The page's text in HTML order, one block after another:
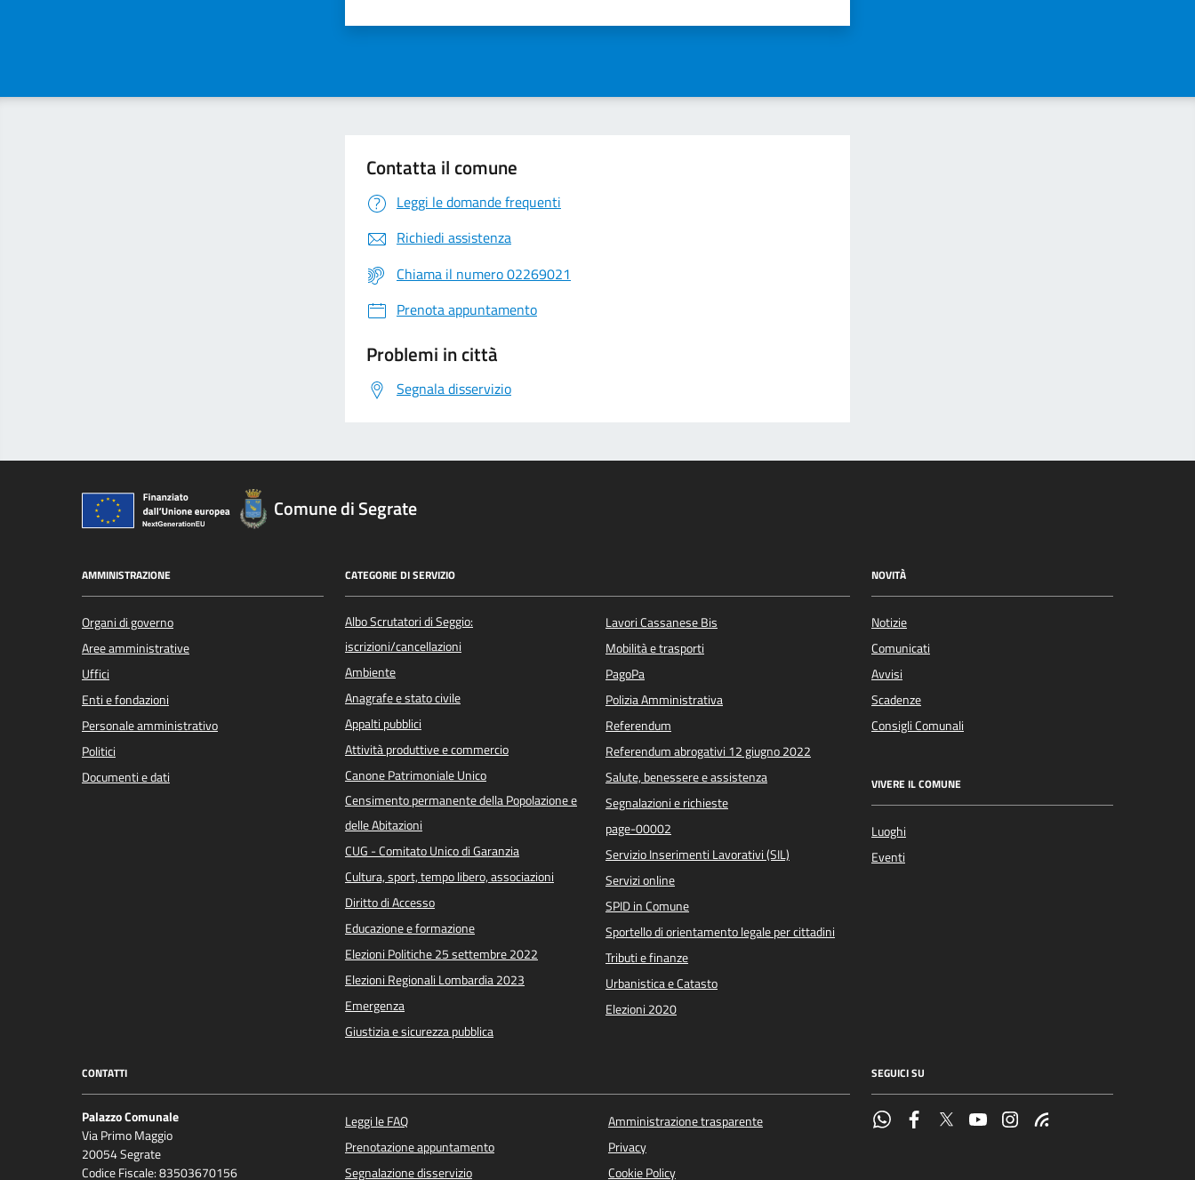
Contatta il comune
Leggi le domande frequenti
Richiedi assistenza
Chiama il numero 02269021
Prenota appuntamento
Problemi in città
Segnala disservizio
Comune di Segrate
AMMINISTRAZIONE
Organi di governo
Aree amministrative
Uffici
Enti e fondazioni
Personale amministrativo
Politici
Documenti e dati
CATEGORIE DI SERVIZIO
Albo Scrutatori di Seggio:
iscrizioni/cancellazioni
Ambiente
Anagrafe e stato civile
Appalti pubblici
Attività produttive e commercio
Canone Patrimoniale Unico
Censimento permanente della Popolazione e
delle Abitazioni
CUG - Comitato Unico di Garanzia
Cultura, sport, tempo libero, associazioni
Diritto di Accesso
Educazione e formazione
Elezioni Politiche 25 settembre 2022
Elezioni Regionali Lombardia 2023
Emergenza
Giustizia e sicurezza pubblica
Lavori Cassanese Bis
Mobilità e trasporti
PagoPa
Polizia Amministrativa
Referendum
Referendum abrogativi 12 giugno 2022
Salute, benessere e assistenza
Segnalazioni e richieste
page-00002
Servizio Inserimenti Lavorativi (SIL)
Servizi online
SPID in Comune
Sportello di orientamento legale per cittadini
Tributi e finanze
Urbanistica e Catasto
Elezioni 2020
NOVITÀ
Notizie
Comunicati
Avvisi
Scadenze
Consigli Comunali
VIVERE IL COMUNE
Luoghi
Eventi
CONTATTI
Palazzo Comunale
Via Primo Maggio
20054 Segrate
Codice Fiscale: 83503670156
Leggi le FAQ
Prenotazione appuntamento
Segnalazione disservizio
Amministrazione trasparente
Privacy
Cookie Policy
SEGUICI SU